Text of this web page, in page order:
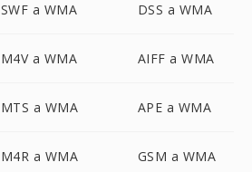
SWF a WMA DSS a WMA
M4V a WMA AIFF a WMA
MTS a WMA APE a WMA
M4R a WMA GSM a WMA